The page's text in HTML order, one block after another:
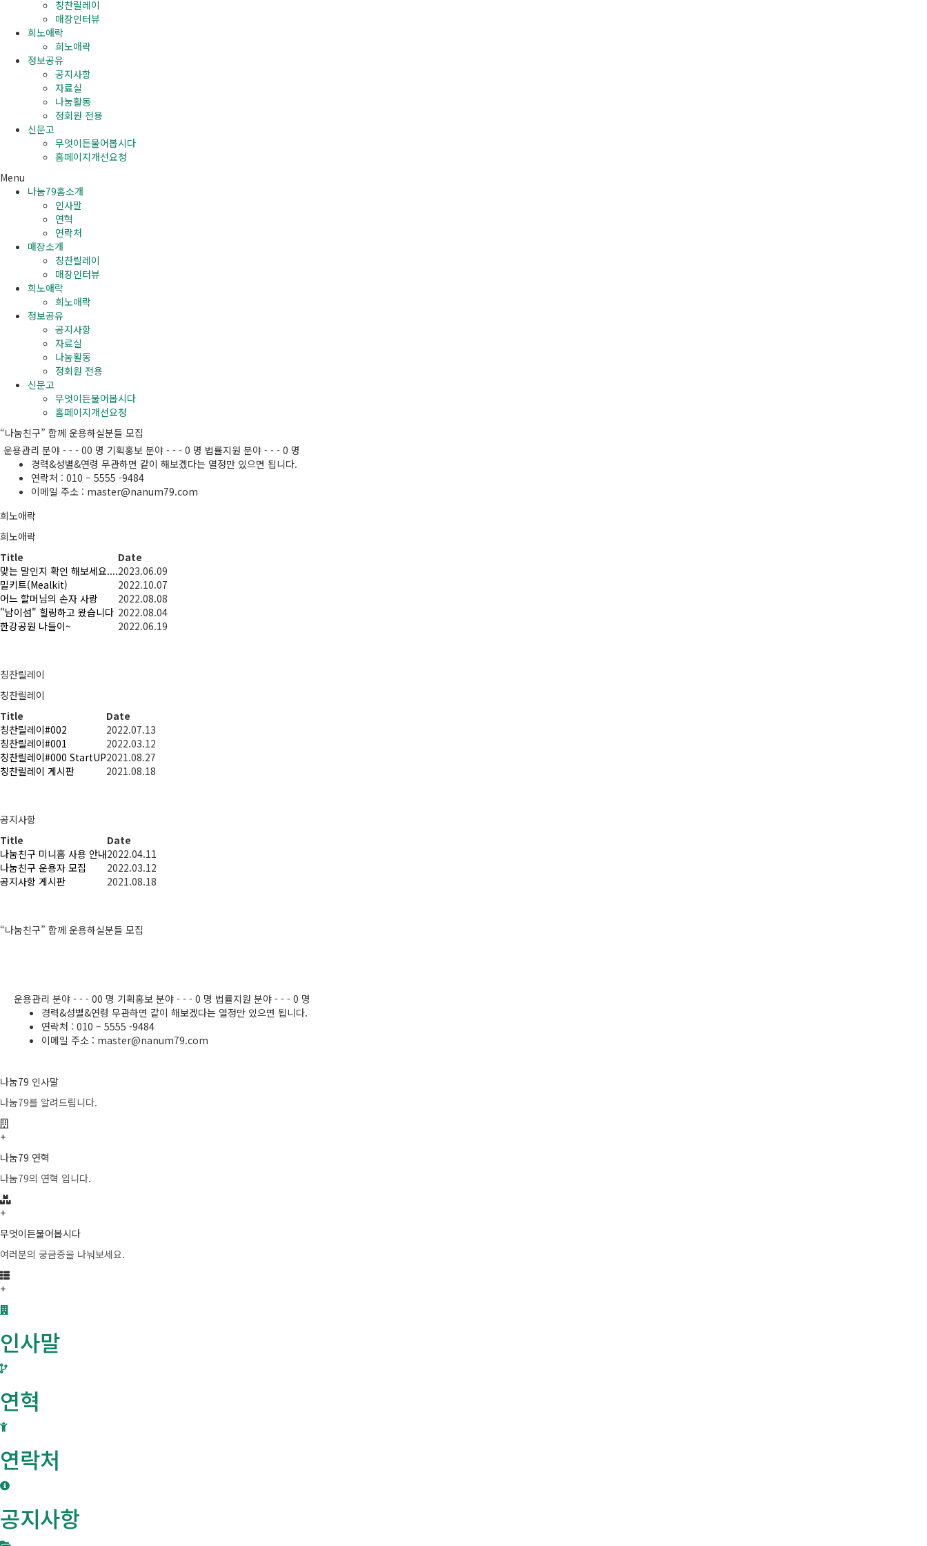
칭찬릴레이
매장인터뷰
희노애락
희노애락
정보공유
공지사항
자료실
나눔활동
정회원 전용
신문고
무엇이든물어봅시다
홈페이지개선요청
Menu
나눔79홈소개
인사말
연혁
연락처
매장소개
칭찬릴레이
매장인터뷰
희노애락
희노애락
정보공유
공지사항
자료실
나눔활동
정회원 전용
신문고
무엇이든물어봅시다
홈페이지개선요청
“나눔친구” 함께 운용하실분들 모집
운용관리 분야 - - - 00 명 기획홍보 분야 - - - 0 명 법률지원 분야 - - - 0 명
경력&성별&연령 무관하면 같이 해보겠다는 열정만 있으면 됩니다.
연락처 : 010 – 5555 -9484
이메일 주소 : master@nanum79.com
희노애락
희노애락
Title
Date
맞는 말인지 확인 해보세요....2023.06.09
밀키트(Mealkit)
2022.10.07
어느 할머님의 손자 사랑
2022.08.08
"남이섬" 힐링하고 왔습니다 2022.08.04
한강공원 나들이~
2022.06.19
칭찬릴레이
칭찬릴레이
Title
Date
칭찬릴레이#002
2022.07.13
칭찬릴레이#001
2022.03.12
칭찬릴레이#000 StartUP2021.08.27
칭찬릴레이 게시판
2021.08.18
공지사항
Title
Date
나눔친구 미니홈 사용 안내2022.04.11
나눔친구 운용자 모집
2022.03.12
공지사항 게시판
2021.08.18
“나눔친구” 함께 운용하실분들 모집
운용관리 분야 - - - 00 명 기획홍보 분야 - - - 0 명 법률지원 분야 - - - 0 명
경력&성별&연령 무관하면 같이 해보겠다는 열정만 있으면 됩니다.
연락처 : 010 – 5555 -9484
이메일 주소 : master@nanum79.com
나눔79 인사말
나눔79를 알려드립니다.
+
나눔79 연혁
나눔79의 연혁 입니다.
+
무엇이든물어봅시다
여러분의 궁금증을 나눠보세요.
+
인사말
연혁
연락처
공지사항